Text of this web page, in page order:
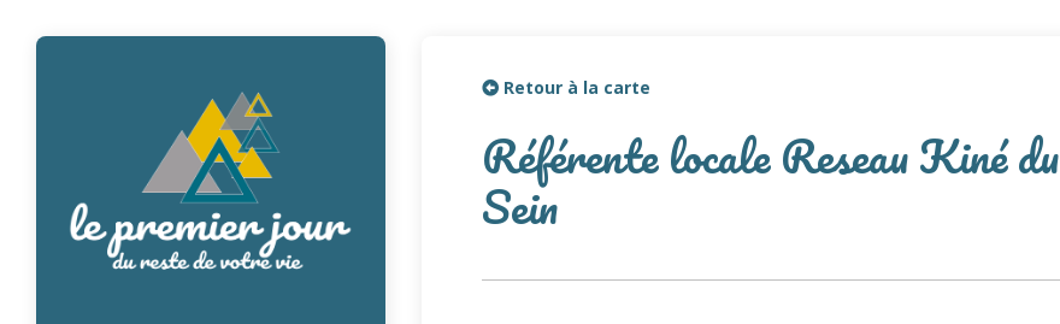
Retour à la carte
Référente locale Reseau Kiné du
Sein